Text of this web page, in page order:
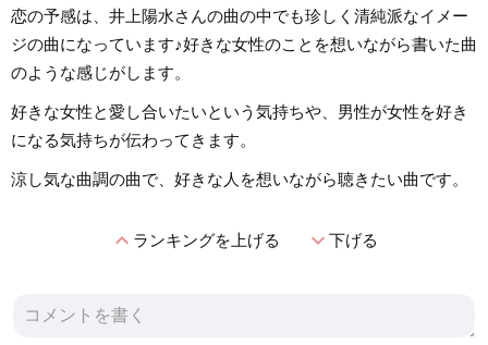
恋の予感は、井上陽水さんの曲の中でも珍しく清純派なイメー
ジの曲になっています♪好きな女性のことを想いながら書いた曲
のような感じがします。
好きな女性と愛し合いたいという気持ちや、男性が女性を好き
になる気持ちが伝わってきます。
涼し気な曲調の曲で、好きな人を想いながら聴きたい曲です。
expand_lessランキングを上げる expand_more下げる